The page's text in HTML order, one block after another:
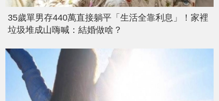
35歲單男存440萬直接躺平「生活全靠利息」！家裡
垃圾堆成山嗨喊：結婚做啥？